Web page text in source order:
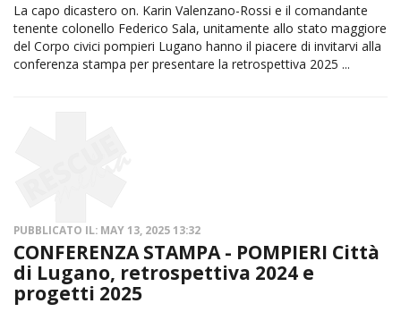
La capo dicastero on. Karin Valenzano-Rossi e il comandante
tenente colonello Federico Sala, unitamente allo stato maggiore
del Corpo civici pompieri Lugano hanno il piacere di invitarvi alla
conferenza stampa per presentare la retrospettiva 2025 ...
PUBBLICATO IL: MAY 13, 2025 13:32
CONFERENZA STAMPA - POMPIERI Città
di Lugano, retrospettiva 2024 e
progetti 2025